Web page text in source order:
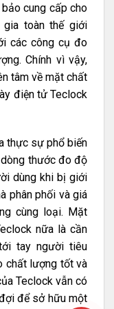
cung cấp cho
gia toàn thế giới
các công cụ đo
Chính vì vậy,
tâm về mặt chất
điện tử Teclock
thực sự phổ biến
thước đo độ
dùng khi bị giới
phân phối và giá
cùng loại. Mặt
nữa là cần
tay người tiêu
chất lượng tốt và
Teclock vẫn có
để sở hữu một